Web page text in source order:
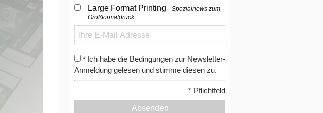
Large Format Printing Spezialnews zum
Großformatdruck
* Ich habe die Bedingungen zur Newsletter-
Anmeldung gelesen und stimme diesen zu.
* Pflichtfeld
Absenden